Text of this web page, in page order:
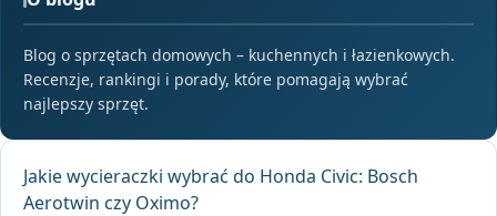
Blog o sprzętach domowych – kuchennych i łazienkowych.
Recenzje, rankingi i porady, które pomagają wybrać
najlepszy sprzęt.
Jakie wycieraczki wybrać do Honda Civic: Bosch
Aerotwin czy Oximo?